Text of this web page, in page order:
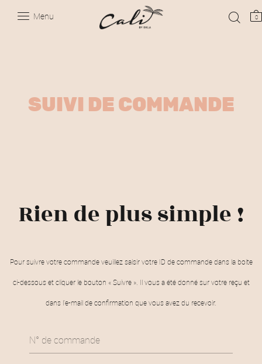
Menu 0
SUIVI DE COMMANDE
Rien de plus simple !
Pour suivre votre commande veuillez saisir votre ID de commande dans la boite
ci-dessous et cliquer le bouton « Suivre ». Il vous a été donné sur votre reçu et
dans l’e-mail de confirmation que vous avez du recevoir.